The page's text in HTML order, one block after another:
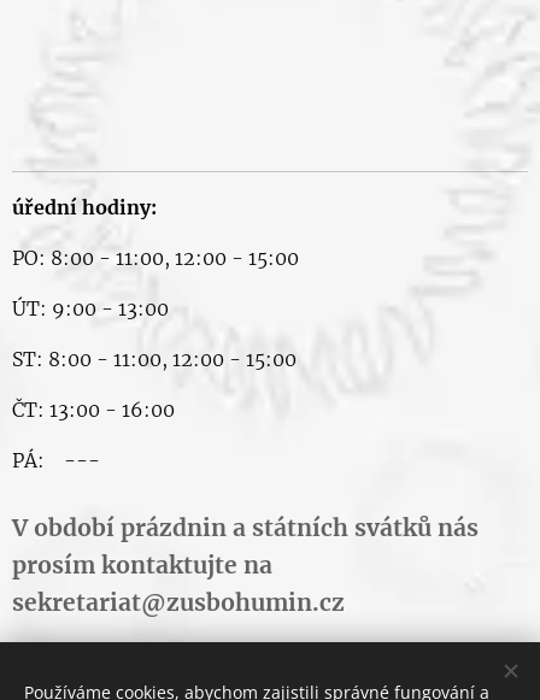
úřední hodiny:
PO: 8:00 - 11:00, 12:00 - 15:00
ÚT: 9:00 - 13:00
ST: 8:00 - 11:00, 12:00 - 15:00
ČT: 13:00 - 16:00
PÁ: ---
V období prázdnin a státních svátků nás
prosím kontaktujte na
sekretariat@zusbohumin.cz
Používáme cookies, abychom zajistili správné fungování a